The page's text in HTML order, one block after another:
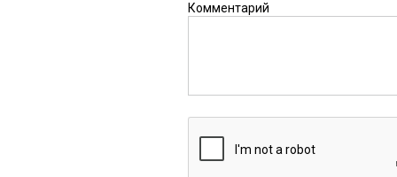
Комментарий